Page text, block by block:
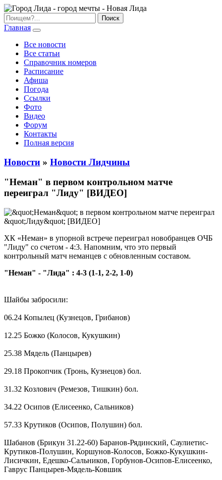
Главная
Все новости
Все статьи
Справочник номеров
Расписание
Афиша
Погода
Ссылки
Фото
Видео
Форум
Контакты
Полная версия
Новости » Новости Лидчины
"Неман" в первом контрольном матче
переиграл "Лиду" [ВИДЕО]
ХК «Неман» в упорной встрече переиграл новобранцев ОЧБ
"Лиду" со счетом - 4:3. Напомним, что это первый
контрольный матч неманцев с обновленным составом.
"Неман" - "Лида" : 4-3 (1-1, 2-2, 1-0)
Шайбы забросили:
06.24 Копылец (Кузнецов, Грибанов)
12.25 Божко (Колосов, Кукушкин)
25.38 Мядель (Панцырев)
29.18 Прокопчик (Тронь, Кузнецов) бол.
31.32 Козлович (Ремезов, Тишкин) бол.
34.22 Осипов (Елисеенко, Сальников)
57.33 Крутиков (Осипов, Полушин) бол.
Шабанов (Брикун 31.22-60) Баранов-Рядинский, Саулиетис-
Крутиков-Полушин, Коршунов-Колосов, Божко-Кукушкин-
Лисичкин, Едешко-Сальников, Горбунов-Осипов-Елисеенко,
Гаврус Панцырев-Мядель-Ковшик